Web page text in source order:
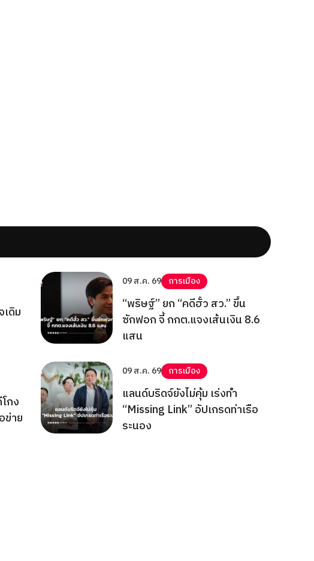
ดิม
09 ส.ค. 69 การเมือง
“พริษฐ์” ยก “คดีฮั้ว สว.” ขึ้น
ซักฟอก จี้ กกต.แจงเส้นเงิน 8.6
แสน
กง
ข่าย
09 ส.ค. 69 การเมือง
แลนด์บริดจ์ยังไม่คุ้ม เร่งทำ
“Missing Link” อัปเกรดท่าเรือ
ระนอง